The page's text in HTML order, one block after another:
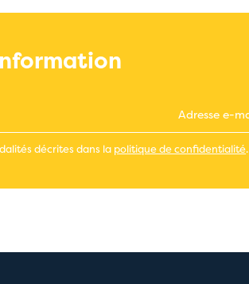
décrites dans la politique de confidentialité.